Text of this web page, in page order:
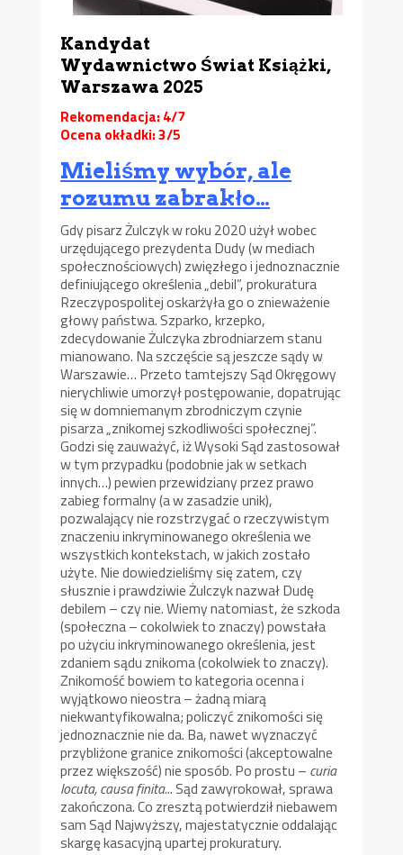
Kandydat
Wydawnictwo Świat Książki,
Warszawa 2025
Rekomendacja: 4/7
Ocena okładki: 3/5
Mieliśmy wybór, ale
rozumu zabrakło…
Gdy pisarz Żulczyk w roku 2020 użył wobec
urzędującego prezydenta Dudy (w mediach
społecznościowych) zwięzłego i jednoznacznie
definiującego określenia „debil”, prokuratura
Rzeczypospolitej oskarżyła go o znieważenie
głowy państwa. Szparko, krzepko,
zdecydowanie Żulczyka zbrodniarzem stanu
mianowano. Na szczęście są jeszcze sądy w
Warszawie… Przeto tamtejszy Sąd Okręgowy
nierychliwie umorzył postępowanie, dopatrując
się w domniemanym zbrodniczym czynie
pisarza „znikomej szkodliwości społecznej”.
Godzi się zauważyć, iż Wysoki Sąd zastosował
w tym przypadku (podobnie jak w setkach
innych…) pewien przewidziany przez prawo
zabieg formalny (a w zasadzie unik),
pozwalający nie rozstrzygać o rzeczywistym
znaczeniu inkryminowanego określenia we
wszystkich kontekstach, w jakich zostało
użyte. Nie dowiedzieliśmy się zatem, czy
słusznie i prawdziwie Żulczyk nazwał Dudę
debilem – czy nie. Wiemy natomiast, że szkoda
(społeczna – cokolwiek to znaczy) powstała
po użyciu inkryminowanego określenia, jest
zdaniem sądu znikoma (cokolwiek to znaczy).
Znikomość bowiem to kategoria ocenna i
wyjątkowo nieostra – żadną miarą
niekwantyfikowalna; policzyć znikomości się
jednoznacznie nie da. Ba, nawet wyznaczyć
przybliżone granice znikomości (akceptowalne
przez większość) nie sposób. Po prostu – curia
locuta, causa finita... Sąd zawyrokował, sprawa
zakończona. Co zresztą potwierdził niebawem
sam Sąd Najwyższy, majestatycznie oddalając
skargę kasacyjną upartej prokuratury.